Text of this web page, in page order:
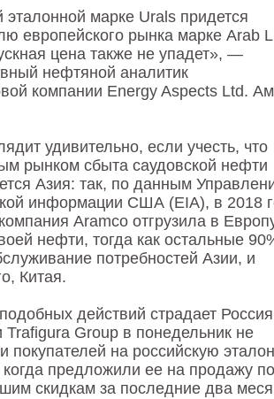
эталонной марке Urals придется
европейского рынка марке Arab
цена также не упадет», —
нефтяной аналитик
компании Energy Aspects Ltd.
удивительно, если учесть, что
рынком сбыта саудовской нефти
Азия: так, по данным
информации США (EIA), в 2018
Aramco отгрузила в
нефти, тогда как остальные
потребностей Азии, и
Китая.
действий страдает
Trafigura Group в понедельник не
покупателей на российскую
когда предложили ее на продажу по
скидкам за последние два